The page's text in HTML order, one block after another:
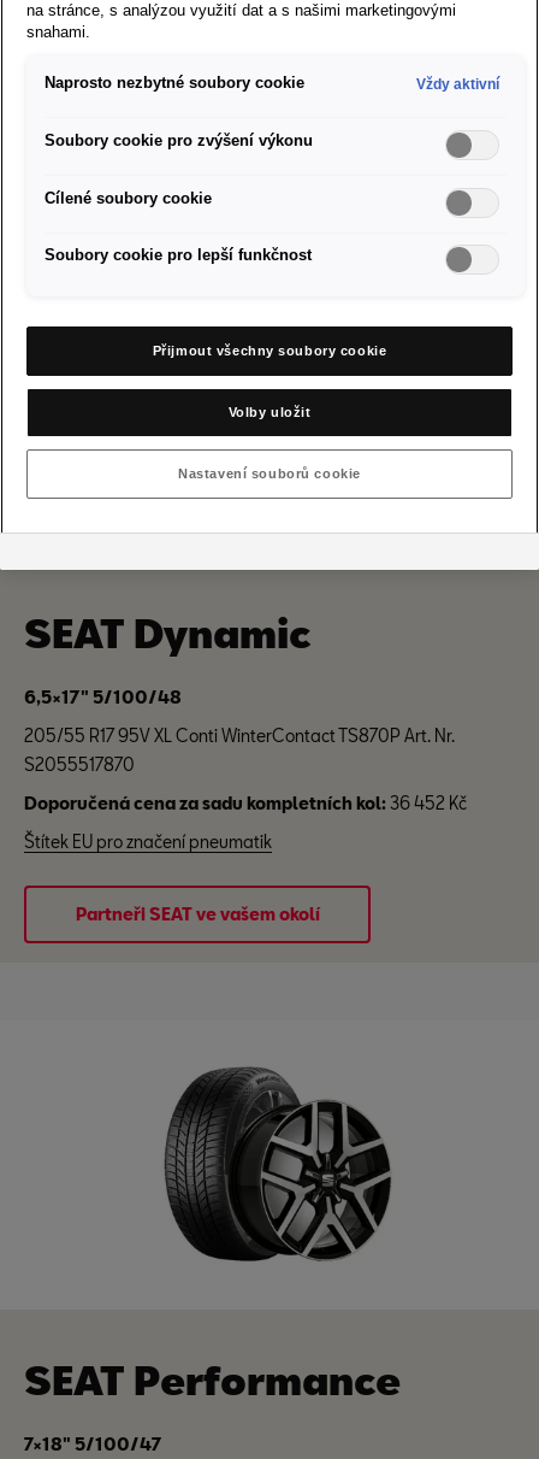
205/60 R16 96H XL Semperit Speed Grip 5 Art. Nr.
Doporučená cena za sadu kompletních kol:
24 886 Kč
Štítek EU pro značení pneumatik
Partneři SEAT ve vašem okolí
SEAT Dynamic
6,5×17" 5/100/48
205/55 R17 95V XL Conti WinterContact TS870P Art. Nr.
S2055517870
Doporučená cena za sadu kompletních kol:36 452 Kč
Štítek EU pro značení pneumatik
Partneři SEAT ve vašem okolí
SEAT Performance
7×18" 5/100/47
na stránce, s analýzou využití dat a s našimi marketingovými
snahami.
Naprosto nezbytné soubory cookie Vždy aktivní
Soubory cookie pro zvýšení výkonu
Cílené soubory cookie
Soubory cookie pro lepší funkčnost
Přijmout všechny soubory cookie
Volby uložit
Nastavení souborů cookie